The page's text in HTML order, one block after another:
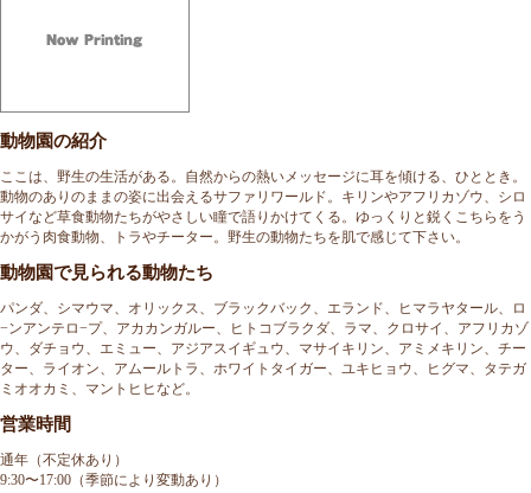
動物園の紹介
ここは、野生の生活がある。自然からの熱いメッセージに耳を傾ける、ひととき。
動物のありのままの姿に出会えるサファリワールド。キリンやアフリカゾウ、シロ
サイなど草食動物たちがやさしい瞳で語りかけてくる。ゆっくりと鋭くこちらをう
かがう肉食動物、トラやチーター。野生の動物たちを肌で感じて下さい。
動物園で見られる動物たち
パンダ、シマウマ、オリックス、ブラックバック、エランド、ヒマラヤタール、ロ
−ンアンテロ−プ、アカカンガルー、ヒトコブラクダ、ラマ、クロサイ、アフリカゾ
ウ、ダチョウ、エミュー、アジアスイギュウ、マサイキリン、アミメキリン、チー
ター、ライオン、アムールトラ、ホワイトタイガー、ユキヒョウ、ヒグマ、タテガ
ミオオカミ、マントヒヒなど。
営業時間
通年（不定休あり）
9:30〜17:00（季節により変動あり）